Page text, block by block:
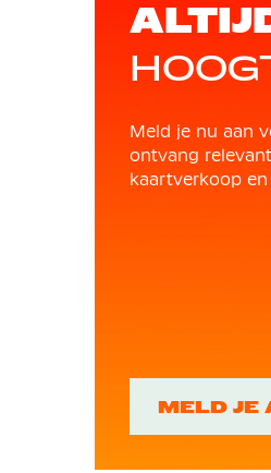
Meld je nu aan
ontvang
kaartverkoop
MELD JE